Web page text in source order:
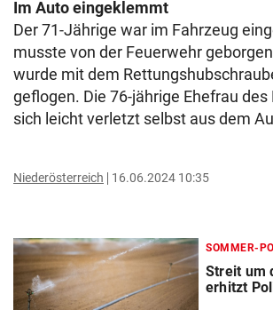
Im Auto eingeklemmt
Der 71-Jährige war im Fahrzeug
musste von der Feuerwehr
wurde mit dem
geflogen. Die 76-jährige Ehefrau
sich leicht verletzt selbst aus dem
Niederösterreich 16.06.2024 10:35
SOMMER-
Streit um
erhitzt